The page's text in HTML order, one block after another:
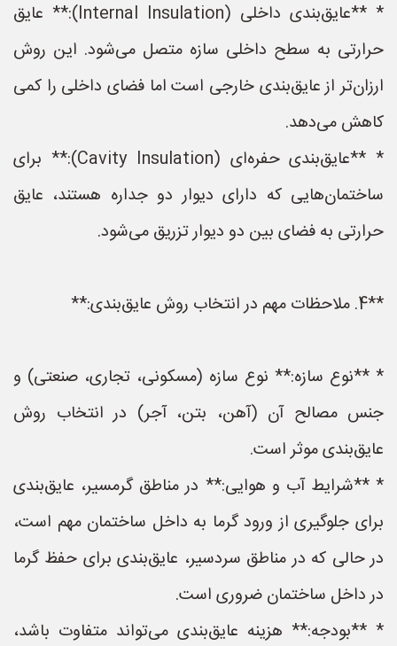
* **عایق‌بندی داخلی (Internal Insulation):** عایق
حرارتی به سطح داخلی سازه متصل می‌شود. این روش
ارزان‌تر از عایق‌بندی خارجی است اما فضای داخلی را کمی
کاهش می‌دهد.
* **عایق‌بندی حفره‌ای (Cavity Insulation):** برای
ساختمان‌هایی که دارای دیوار دو جداره هستند، عایق
حرارتی به فضای بین دو دیوار تزریق می‌شود.
**4. ملاحظات مهم در انتخاب روش عایق‌بندی:**
* **نوع سازه:** نوع سازه (مسکونی، تجاری، صنعتی) و
جنس مصالح آن (آهن، بتن، آجر) در انتخاب روش
عایق‌بندی موثر است.
* **شرایط آب و هوایی:** در مناطق گرمسیر، عایق‌بندی
برای جلوگیری از ورود گرما به داخل ساختمان مهم است،
در حالی که در مناطق سردسیر، عایق‌بندی برای حفظ گرما
در داخل ساختمان ضروری است.
* **بودجه:** هزینه عایق‌بندی می‌تواند متفاوت باشد،